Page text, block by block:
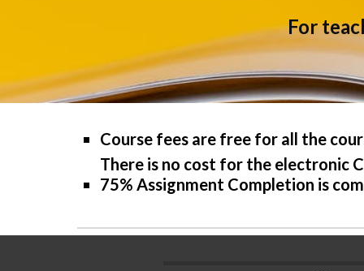
For
Course fees are free for all the
There is no cost for the electronic
75% Assignment Completion is